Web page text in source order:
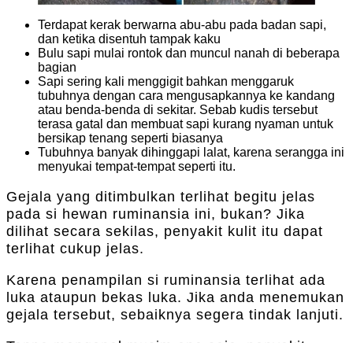
Terdapat kerak berwarna abu-abu pada badan sapi,
dan ketika disentuh tampak kaku
Bulu sapi mulai rontok dan muncul nanah di beberapa
bagian
Sapi sering kali menggigit bahkan menggaruk
tubuhnya dengan cara mengusapkannya ke kandang
atau benda-benda di sekitar. Sebab kudis tersebut
terasa gatal dan membuat sapi kurang nyaman untuk
bersikap tenang seperti biasanya
Tubuhnya banyak dihinggapi lalat, karena serangga ini
menyukai tempat-tempat seperti itu.
Gejala yang ditimbulkan terlihat begitu jelas
pada si hewan ruminansia ini, bukan? Jika
dilihat secara sekilas, penyakit kulit itu dapat
terlihat cukup jelas.
Karena penampilan si ruminansia terlihat ada
luka ataupun bekas luka. Jika anda menemukan
gejala tersebut, sebaiknya segera tindak lanjuti.